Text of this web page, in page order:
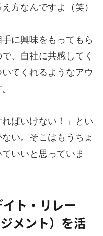
方なんですよ（笑）
に興味をもってもら
、自社に共感してく
てくれるようなアウ
ばいけない！」とい
い。そこはもうちょ
いいと思っていま
ト・リレー
メント）を活